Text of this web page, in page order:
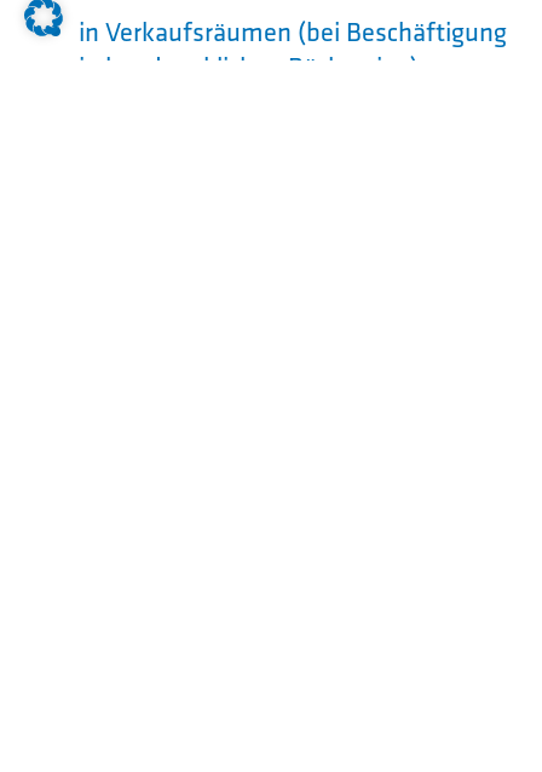
in Verkaufsräumen (bei Beschäftigung
in handwerklichen Bäckereien)